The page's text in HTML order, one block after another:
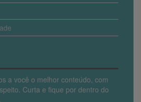
a você o melhor conteúdo, com
Curta e fique por dentro do